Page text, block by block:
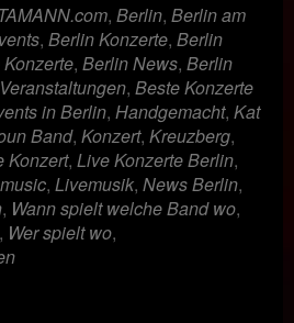
, Berlin, Berlin am
, Berlin Konzerte, Berlin
, Berlin News, Berlin
, Beste Konzerte
in Berlin, Handgemacht, Kat
Band, Konzert, Kreuzberg,
Konzert, Live Konzerte Berlin,
, Livemusik, News Berlin,
, Wann spielt welche Band wo,
, Wer spielt wo,